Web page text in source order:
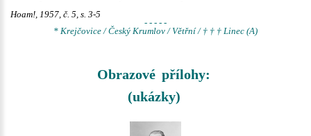
Hoam!, 1957, č. 5, s. 3-5
- - - - -
* Krejčovice / Český Krumlov / Větřní / † † † Linec (A)
Obrazové přílohy:
(ukázky)